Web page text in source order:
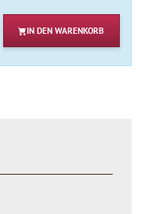
IN DEN WARENKORB